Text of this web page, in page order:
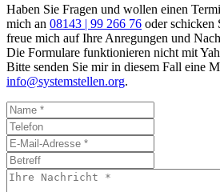
Haben Sie Fragen und wollen einen
mich an 08143 | 99 266 76 oder schicken
freue mich auf Ihre Anregungen und
Die Formulare funktionieren nicht mit
Bitte senden Sie mir in diesem Fall eine
info@systemstellen.org.